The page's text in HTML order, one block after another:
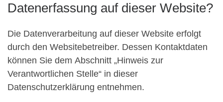
Datenerfassung auf dieser Website?
Die Datenverarbeitung auf dieser Website erfolgt
durch den Websitebetreiber. Dessen Kontaktdaten
können Sie dem Abschnitt „Hinweis zur
Verantwortlichen Stelle“ in dieser
Datenschutzerklärung entnehmen.